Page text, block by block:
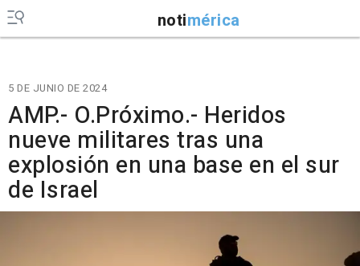
notimérica
5 DE JUNIO DE 2024
AMP.- O.Próximo.- Heridos
nueve militares tras una
explosión en una base en el sur
de Israel